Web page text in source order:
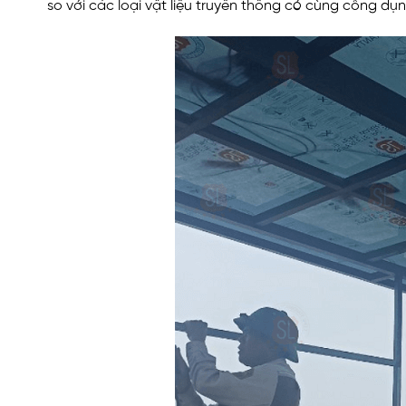
so với các loại vật liệu truyền thống có cùng công